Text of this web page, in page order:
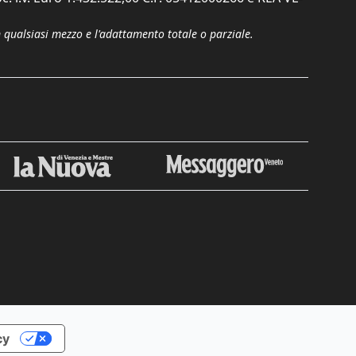
mezzo e l'adattamento totale o parziale.